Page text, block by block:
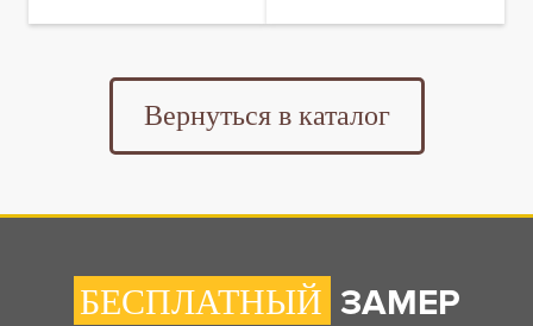
Вернуться в каталог
БЕСПЛАТНЫЙ ЗАМЕР